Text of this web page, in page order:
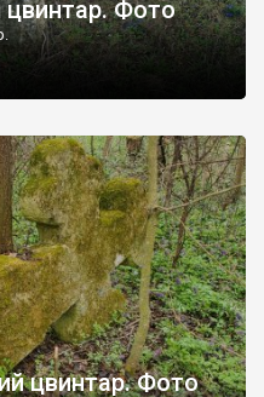
цвинтар. Фото
цвинтар. Фото